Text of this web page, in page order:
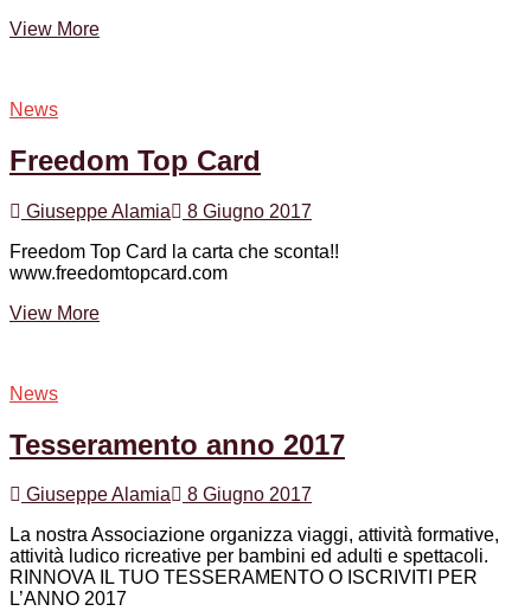
View MoreConvenzione
News
Freedom Top Card
Giuseppe Alamia
8 Giugno 2017
Freedom Top Card la carta che sconta!!
www.freedomtopcard.com
View MoreFreedom
News
Tesseramento anno 2017
Giuseppe Alamia
8 Giugno 2017
La nostra Associazione organizza viaggi, attività formative,
attività ludico ricreative per bambini ed adulti e spettacoli.
RINNOVA IL TUO TESSERAMENTO O ISCRIVITI PER
L’ANNO 2017